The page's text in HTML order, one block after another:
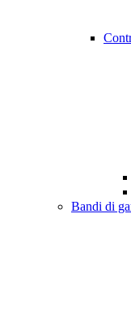
Bandi di